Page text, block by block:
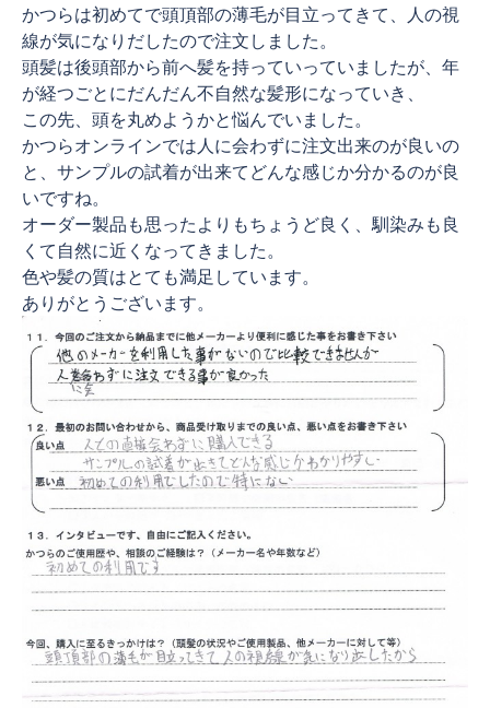
かつらは初めてで頭頂部の薄毛が目立ってきて、人の視
線が気になりだしたので注文しました。
頭髪は後頭部から前へ髪を持っていっていましたが、年
が経つごとにだんだん不自然な髪形になっていき、
この先、頭を丸めようかと悩んでいました。
かつらオンラインでは人に会わずに注文出来のが良いの
と、サンプルの試着が出来てどんな感じか分かるのが良
いですね。
オーダー製品も思ったよりもちょうど良く、馴染みも良
くて自然に近くなってきました。
色や髪の質はとても満足しています。
ありがとうございます。